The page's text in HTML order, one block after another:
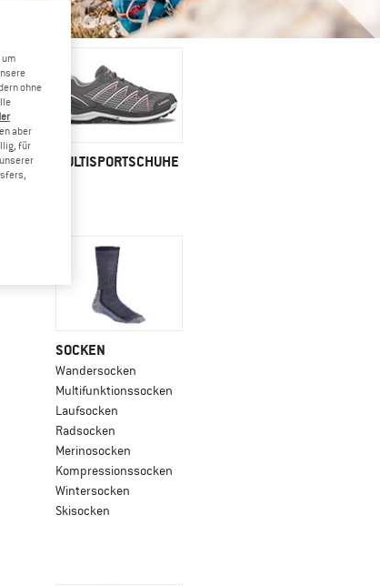
MULTISPORTSCHUHE
SOCKEN
Wandersocken
Multifunktionssocken
Laufsocken
Radsocken
Merinosocken
Kompressionssocken
Wintersocken
Skisocken
ohne
aber
für